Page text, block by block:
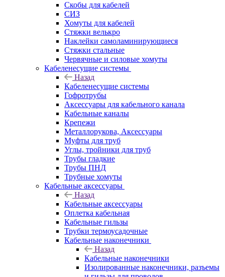
Cкобы для кабелей
СИЗ
Хомуты для кабелей
Стяжки велькро
Наклейки самоламинирующиеся
Стяжки стальные
Червячные и силовые хомуты
Кабеленесущие системы
Назад
Кабеленесущие системы
Гофротрубы
Аксессуары для кабельного канала
Кабельные каналы
Крепежи
Металлорукова, Аксессуары
Муфты для труб
Углы, тройники для труб
Трубы гладкие
Трубы ПНД
Трубные хомуты
Кабельные аксессуары
Назад
Кабельные аксессуары
Оплетка кабельная
Кабельные гильзы
Трубки термоусадочные
Кабельные наконечники
Назад
Кабельные наконечники
Изолированные наконечники, разъемы